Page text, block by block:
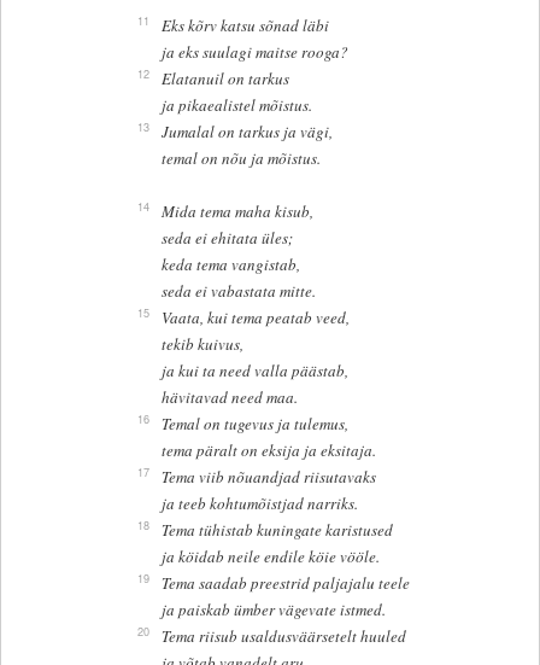
11
Eks kõrv katsu sõnad läbi
ja eks suulagi maitse rooga?
12
Elatanuil on tarkus
ja pikaealistel mõistus.
13
Jumalal on tarkus ja vägi,
temal on nõu ja mõistus.
14
Mida tema maha kisub,
seda ei ehitata üles;
keda tema vangistab,
seda ei vabastata mitte.
15
Vaata, kui tema peatab veed,
tekib kuivus,
ja kui ta need valla päästab,
hävitavad need maa.
16
Temal on tugevus ja tulemus,
tema päralt on eksija ja eksitaja.
17
Tema viib nõuandjad riisutavaks
ja teeb kohtumõistjad narriks.
18
Tema tühistab kuningate karistused
ja köidab neile endile köie vööle.
19
Tema saadab preestrid paljajalu teele
ja paiskab ümber vägevate istmed.
20
Tema riisub usaldusväärsetelt huuled